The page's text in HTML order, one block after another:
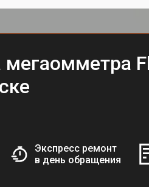
мегаомметра
Экспресс ремонт
в день обращения